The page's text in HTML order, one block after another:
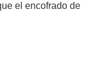
el encofrado de